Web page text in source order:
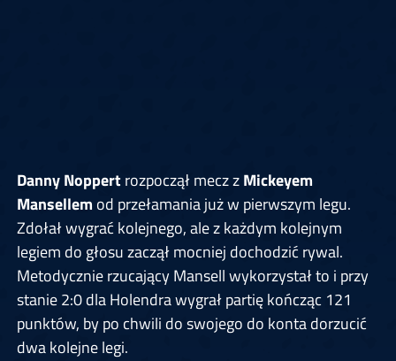
Danny Noppertrozpoczął mecz zMickeyem
Mansellem od przełamania już w pierwszym legu.
Zdołał wygrać kolejnego, ale z każdym kolejnym
legiem do głosu zaczął mocniej dochodzić rywal.
Metodycznie rzucający Mansell wykorzystał to i przy
stanie 2:0 dla Holendra wygrał partię kończąc 121
punktów, by po chwili do swojego do konta dorzucić
dwa kolejne legi.